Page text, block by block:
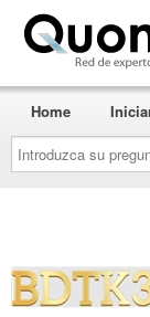
Introduzca
su
pregunta
aquí...
Home